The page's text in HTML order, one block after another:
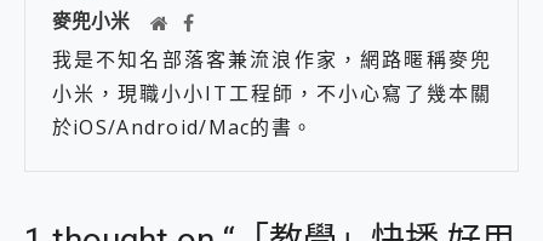
麥兜小米
我是不知名部落客兼流浪作家，網路暱稱麥兜
小米，現職小小IT工程師，不小心寫了幾本關
於iOS/Android/Mac的書。